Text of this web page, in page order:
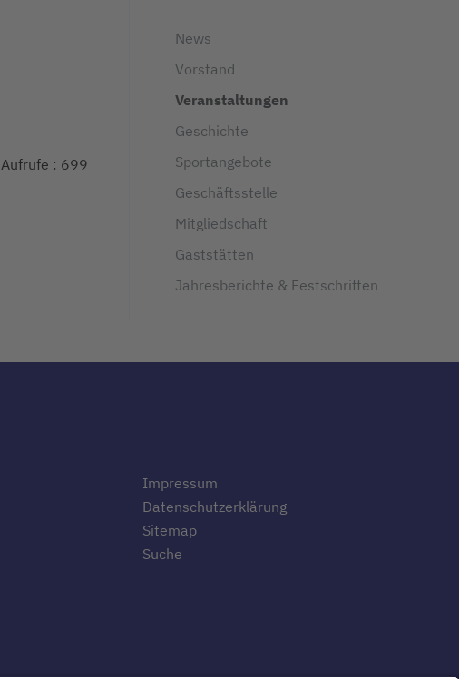
Aufrufe : 699
News
Vorstand
Veranstaltungen
Geschichte
Sportangebote
Geschäftsstelle
Mitgliedschaft
Gaststätten
Jahresberichte & Festschriften
Impressum
Datenschutzerklärung
Sitemap
Suche